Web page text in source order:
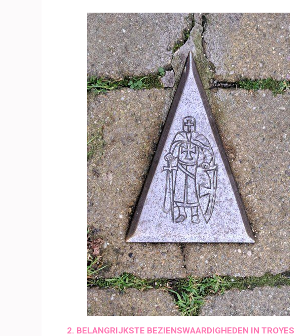
2. BELANGRIJKSTE BEZIENSWAARDIGHEDEN IN TROYES